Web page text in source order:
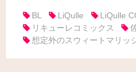
BL LiQulle
LiQulle
リキューレコミックス
想定外のスウィートマリッ